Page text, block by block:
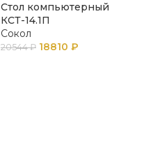
Стол компьютерный
КСТ-14.1П
Сокол
20544₽ 18810 ₽